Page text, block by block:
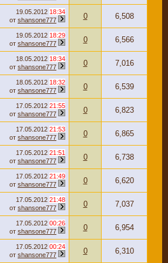
19.05.2012 18:34
от shansone777 0 6,508
19.05.2012 18:29
от shansone777 0 6,566
18.05.2012 18:34
от shansone777 0 7,016
18.05.2012 18:32
от shansone777 0 6,539
17.05.2012 21:55
от shansone777 0 6,823
17.05.2012 21:53
от shansone777 0 6,865
17.05.2012 21:51
от shansone777 0 6,738
17.05.2012 21:49
от shansone777 0 6,620
17.05.2012 21:48
от shansone777 0 7,037
17.05.2012 00:26
от shansone777 0 6,954
17.05.2012 00:24
от shansone777 0 6,310